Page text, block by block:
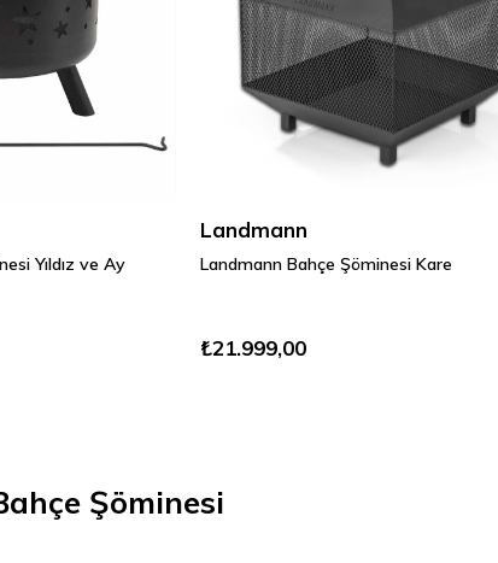
Yıldız ve Ay
Landmann
Landmann Bahçe Şöminesi Kare
₺21.999,00
Şöminesi